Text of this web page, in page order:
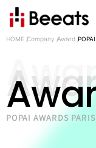
HOME Company Award
POPAI AWARDS PARIS